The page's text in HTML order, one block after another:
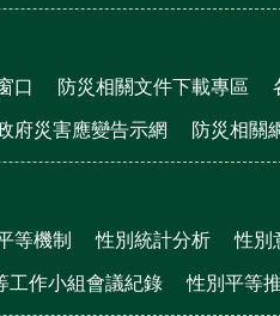
口 防災相關文件下載專區
府災害應變告示網 防災相關
等機制 性別統計分析 性別
工作小組會議紀錄 性別平等